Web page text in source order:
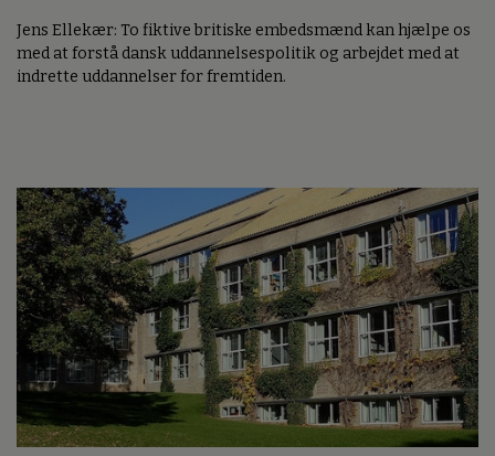
Jens Ellekær: To fiktive britiske embedsmænd kan hjælpe os
med at forstå dansk uddannelsespolitik og arbejdet med at
indrette uddannelser for fremtiden.